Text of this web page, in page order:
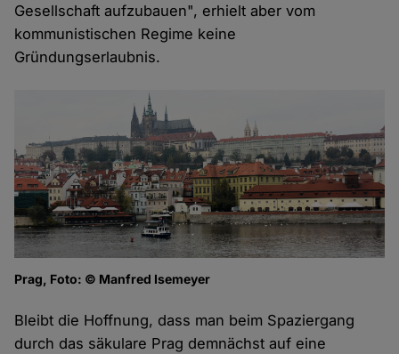
Gesellschaft aufzubauen", erhielt aber vom
kommunistischen Regime keine
Gründungserlaubnis.
Prag, Foto: © Manfred Isemeyer
Bleibt die Hoffnung, dass man beim Spaziergang
durch das säkulare Prag demnächst auf eine